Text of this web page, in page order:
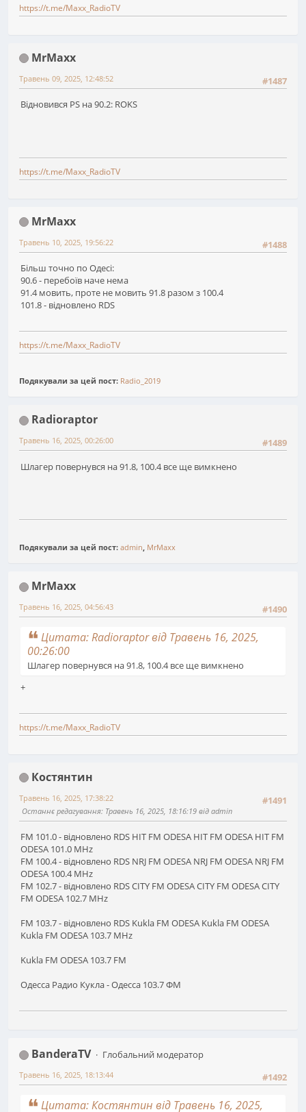
https://t.me/Maxx_RadioTV
MrMaxx
#1487
Травень 09, 2025, 12:48:52
Відновився PS на 90.2: ROKS
https://t.me/Maxx_RadioTV
MrMaxx
#1488
Травень 10, 2025, 19:56:22
Більш точно по Одесі:
90.6 - перебоїв наче нема
91.4 мовить, проте не мовить 91.8 разом з 100.4
101.8 - відновлено RDS
https://t.me/Maxx_RadioTV
Подякували за цей пост: Radio_2019
Radioraptor
#1489
Травень 16, 2025, 00:26:00
Шлагер повернувся на 91.8, 100.4 все ще вимкнено
Подякували за цей пост: admin, MrMaxx
MrMaxx
#1490
Травень 16, 2025, 04:56:43
Цитата: Radioraptor від Травень 16, 2025,
00:26:00
Шлагер повернувся на 91.8, 100.4 все ще вимкнено
+
https://t.me/Maxx_RadioTV
Костянтин
#1491
Травень 16, 2025, 17:38:22
Останнє редагування: Травень 16, 2025, 18:16:19 від admin
FM 101.0 - відновлено RDS HIT FM ODESA HIT FM ODESA HIT FM
ODESA 101.0 MHz
FM 100.4 - відновлено RDS NRJ FM ODESA NRJ FM ODESA NRJ FM
ODESA 100.4 MHz
FM 102.7 - відновлено RDS CITY FM ODESA CITY FM ODESA CITY
FM ODESA 102.7 MHz
FM 103.7 - відновлено RDS Kukla FM ODESA Kukla FM ODESA
Kukla FM ODESA 103.7 MHz
Kukla FM ODESA 103.7 FM
Одесса Радио Кукла - Одесса 103.7 ФМ
BanderaTV
Глобальний модератор
#1492
Травень 16, 2025, 18:13:44
Цитата: Костянтин від Травень 16, 2025,